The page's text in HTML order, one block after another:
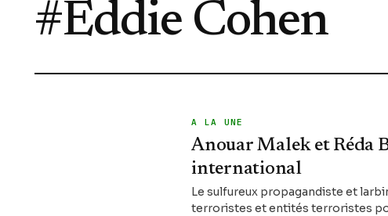
#Eddie Cohen
A LA UNE
Anouar Malek et Réda
international
Le sulfureux propagandiste et
terroristes et entités terroristes